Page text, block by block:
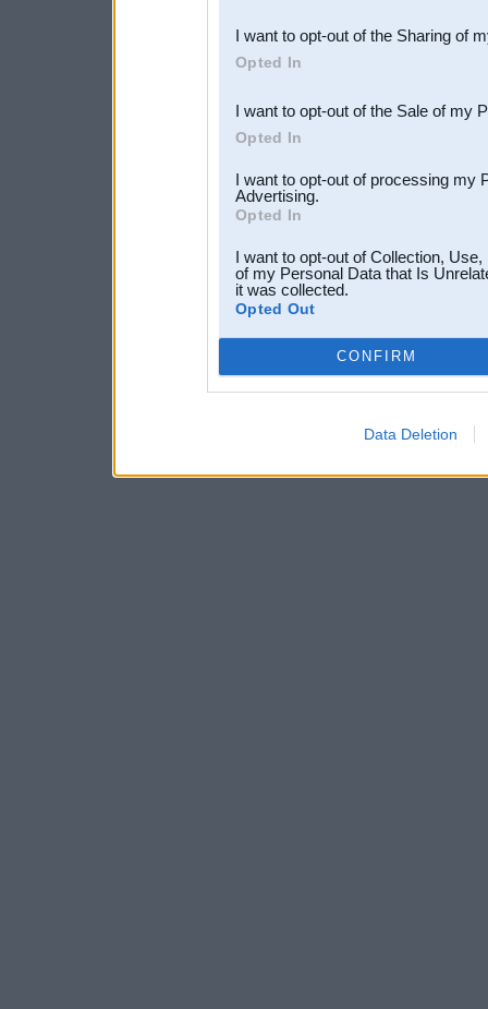
Downstream Participants
third parties.
I want to opt-out of the Sharing of
Opted In
I want to opt-out of the Sale of my
Opted In
I want to opt-out of processing my
Advertising.
Opted In
I want to opt-out of Collection,
of my Personal Data that Is
it was collected.
Opted Out
CONFIRM
Data Deletion